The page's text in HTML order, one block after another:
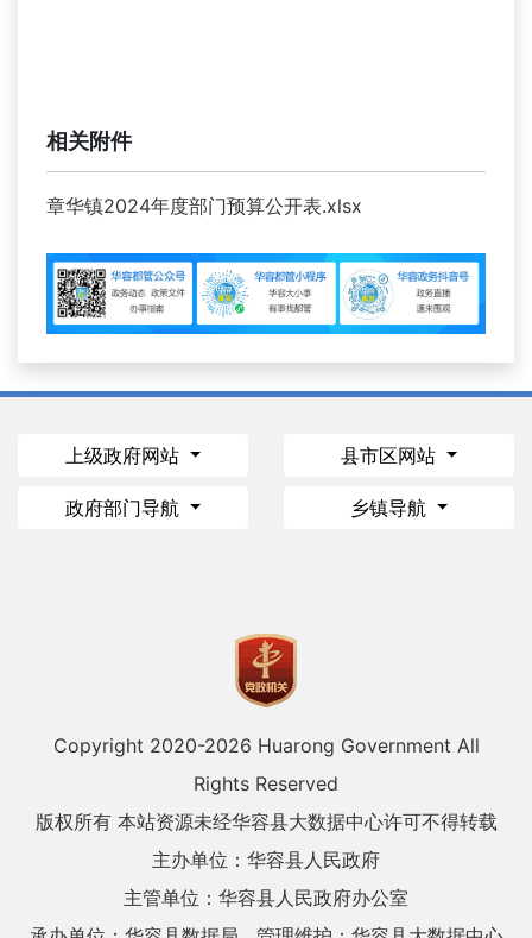
相关附件
章华镇2024年度部门预算公开表.xlsx
上级政府网站 县市区网站
政府部门导航 乡镇导航
Copyright 2020-2026 Huarong Government All
Rights Reserved
版权所有 本站资源未经华容县大数据中心许可不得转载
主办单位：华容县人民政府
主管单位：华容县人民政府办公室